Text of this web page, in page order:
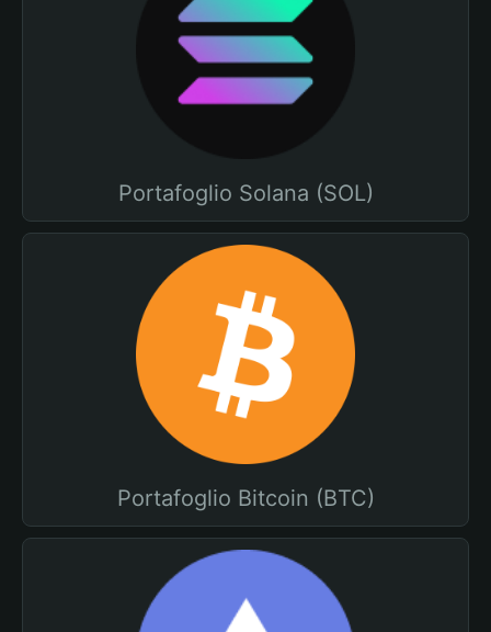
Portafoglio Solana (SOL)
Portafoglio Bitcoin (BTC)